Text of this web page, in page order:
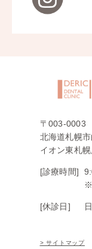
〒003-0003
北海道札幌
イオン東札
[診療時間]
※
[休診日]
> サイトマップ